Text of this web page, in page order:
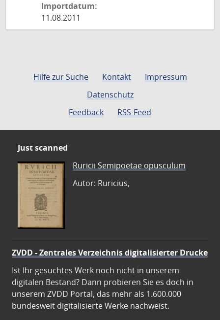
Importdatum:
11.08.2011
Hilfe zur Suche Kontakt
Impressum
Datenschutz
Feedback
RSS-Feed
Just scanned
Ruricii Semipoetae opusculum
Autor: Ruricius,
ZVDD - Zentrales Verzeichnis digitalisierter Drucke
Ist Ihr gesuchtes Werk noch nicht in unserem
digitalen Bestand? Dann probieren Sie es doch in
unserem ZVDD Portal, das mehr als 1.600.000
bundesweit digitalisierte Werke nachweist.